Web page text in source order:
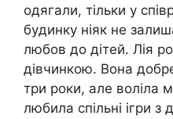
одягали, тільки у
бyдинку ніяк не
любов до дітей. Лія
дівчинкою. Вона
три роки, але воліла
любила спільні ігри з